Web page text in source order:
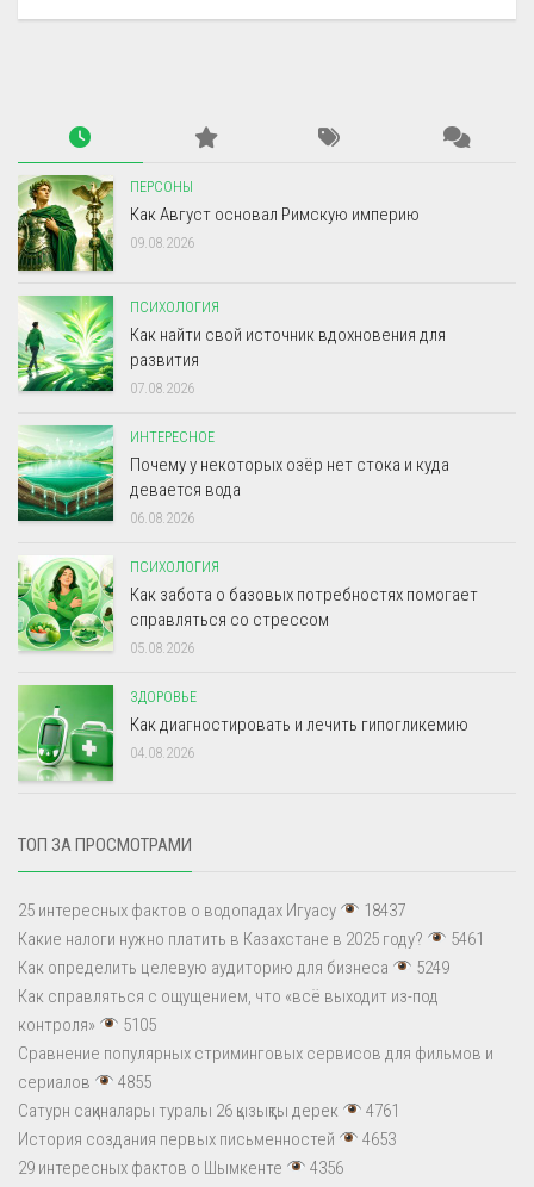
ПЕРСОНЫ
Как Август основал Римскую империю
09.08.2026
ПСИХОЛОГИЯ
Как найти свой источник вдохновения для
развития
07.08.2026
ИНТЕРЕСНОЕ
Почему у некоторых озёр нет стока и куда
девается вода
06.08.2026
ПСИХОЛОГИЯ
Как забота о базовых потребностях помогает
справляться со стрессом
05.08.2026
ЗДОРОВЬЕ
Как диагностировать и лечить гипогликемию
04.08.2026
ТОП ЗА ПРОСМОТРАМИ
25 интересных фактов о водопадах Игуасу
18437
Какие налоги нужно платить в Казахстане в 2025 году?
5461
Как определить целевую аудиторию для бизнеса
5249
Как справляться с ощущением, что «всё выходит из-под
контроля»
5105
Сравнение популярных стриминговых сервисов для фильмов и
сериалов
4855
Сатурн сақиналары туралы 26 қызықты дерек
4761
История создания первых письменностей
4653
29 интересных фактов о Шымкенте
4356